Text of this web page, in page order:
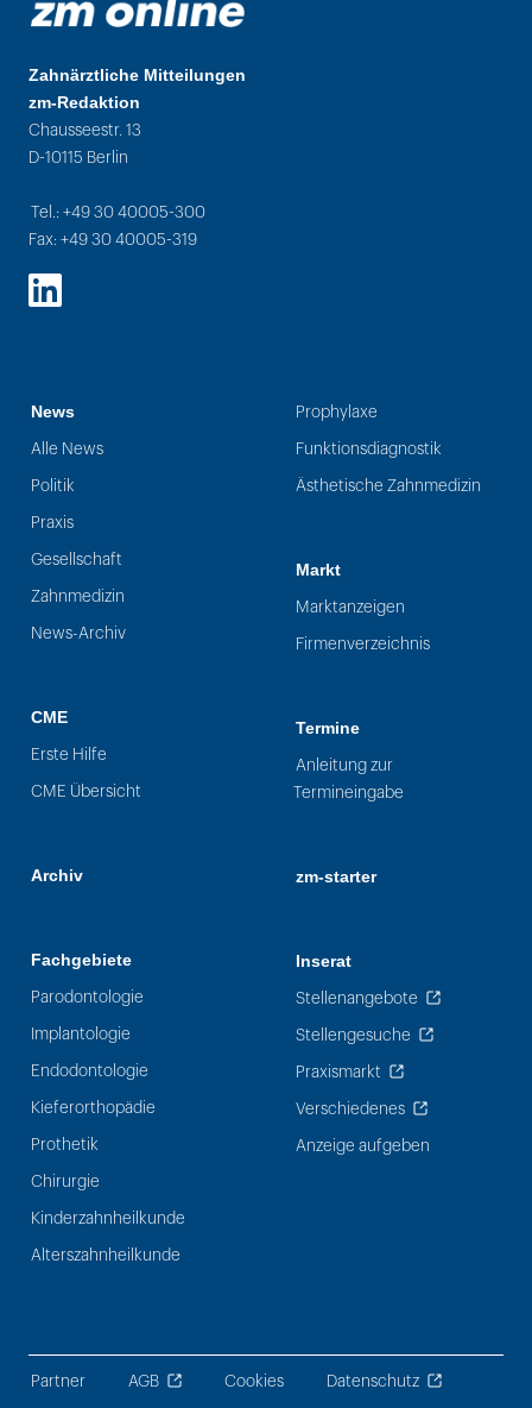
Zahnärztliche Mitteilungen
zm-Redaktion
Chausseestr. 13
D-10115 Berlin
Tel.: +49 30 40005-300
Fax: +49 30 40005-319
LinkedIn
News
Alle News
Politik
Praxis
Gesellschaft
Zahnmedizin
News-Archiv
CME
Erste Hilfe
CME Übersicht
Archiv
Fachgebiete
Parodontologie
Implantologie
Endodontologie
Kieferorthopädie
Prothetik
Chirurgie
Kinderzahnheilkunde
Alterszahnheilkunde
Prophylaxe
Funktionsdiagnostik
Ästhetische Zahnmedizin
Markt
Marktanzeigen
Firmenverzeichnis
Termine
Anleitung zur
Termineingabe
zm-starter
Inserat
Stellenangebote
Stellengesuche
Praxismarkt
Verschiedenes
Anzeige aufgeben
Partner AGB Cookies Datenschutz